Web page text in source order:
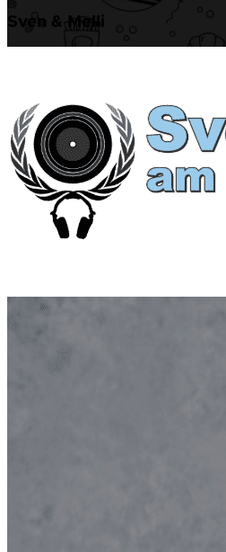
Sven & Melli